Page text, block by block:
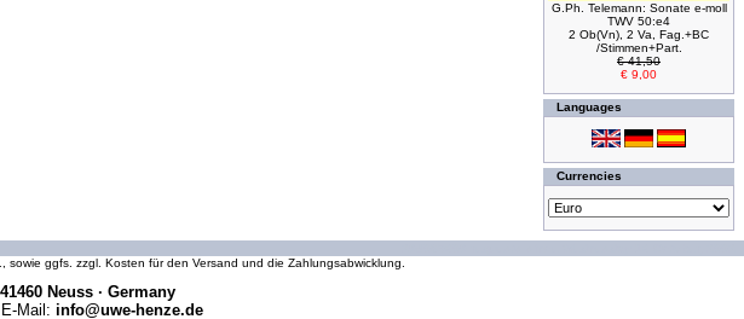
G.Ph. Telemann: Sonate e-moll
TWV 50:e4
2 Ob(Vn), 2 Va, Fag.+BC
/Stimmen+Part.
€ 41,50
€ 9,00
Languages
Currencies
ggfs. zzgl. Kosten für den Versand und die Zahlungsabwicklung.
Neuss · Germany
E-Mail: info@uwe-henze.de